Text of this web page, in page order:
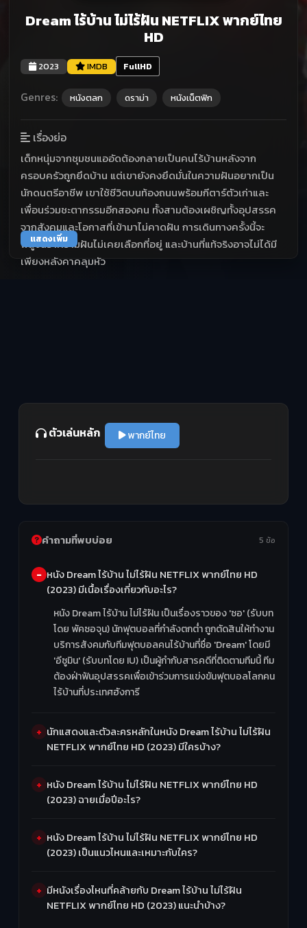
Dream ไร้บ้าน ไม่ไร้ฝัน NETFLIX พากย์ไทย
HD
2023 IMDB FullHD
Genres: หนังตลก ดราม่า หนังเน็ตฟิก
เรื่องย่อ
เด็กหนุ่มจากชุมชนแออัดต้องกลายเป็นคนไร้บ้านหลังจาก
ครอบครัวถูกยึดบ้าน แต่เขายังคงยึดมั่นในความฝันอยากเป็น
นักดนตรีอาชีพ เขาใช้ชีวิตบนท้องถนนพร้อมกีตาร์ตัวเก่าและ
เพื่อนร่วมชะตากรรมอีกสองคน ทั้งสามต้องเผชิญทั้งอุปสรรค
จากสังคมและโอกาสที่เข้ามาไม่คาดฝัน การเดินทางครั้งนี้จะ
พิสูจน์ว่าความฝันไม่เคยเลือกที่อยู่ และบ้านที่แท้จริงอาจไม่ได้มี
เพียงหลังคาคลุมหัว
แสดงเพิ่ม
ตัวเล่นหลัก พากย์ไทย
คำถามที่พบบ่อย 5 ข้อ
หนัง Dream ไร้บ้าน ไม่ไร้ฝัน NETFLIX พากย์ไทย HD
(2023) มีเนื้อเรื่องเกี่ยวกับอะไร?
หนัง Dream ไร้บ้าน ไม่ไร้ฝัน เป็นเรื่องราวของ 'ซอ' (รับบท
โดย พัคซอจุน) นักฟุตบอลที่กำลังตกต่ำ ถูกตัดสินให้ทำงาน
บริการสังคมกับทีมฟุตบอลคนไร้บ้านที่ชื่อ 'Dream' โดยมี
'อีซูมิน' (รับบทโดย IU) เป็นผู้กำกับสารคดีที่ติดตามทีมนี้ ทีม
ต้องฝ่าฟันอุปสรรคเพื่อเข้าร่วมการแข่งขันฟุตบอลโลกคน
ไร้บ้านที่ประเทศฮังการี
นักแสดงและตัวละครหลักในหนัง Dream ไร้บ้าน ไม่ไร้ฝัน
NETFLIX พากย์ไทย HD (2023) มีใครบ้าง?
หนัง Dream ไร้บ้าน ไม่ไร้ฝัน NETFLIX พากย์ไทย HD
(2023) ฉายเมื่อปีอะไร?
หนัง Dream ไร้บ้าน ไม่ไร้ฝัน NETFLIX พากย์ไทย HD
(2023) เป็นแนวไหนและเหมาะกับใคร?
มีหนังเรื่องไหนที่คล้ายกับ Dream ไร้บ้าน ไม่ไร้ฝัน
NETFLIX พากย์ไทย HD (2023) แนะนำบ้าง?